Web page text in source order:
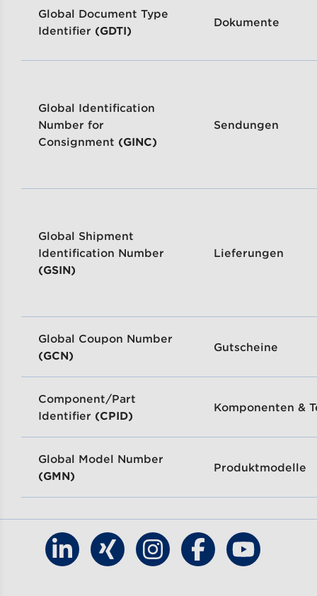
Global Document Type
Identifier (GDTI)
Dokumente
Global Identification
Number for
Consignment (GINC)
Sendungen
Global Shipment
Identification Number
(GSIN)
Lieferungen
Global Coupon Number
(GCN)
Gutscheine
Component/Part
Identifier (CPID)
Komponenten &
Global Model Number
(GMN)
Produktmodelle
Finde GS1 Germany auf LinkedIn
Finde GS1 Germany auf Xing
Finde GS1 Germany auf
Finde GS1Finde GS1